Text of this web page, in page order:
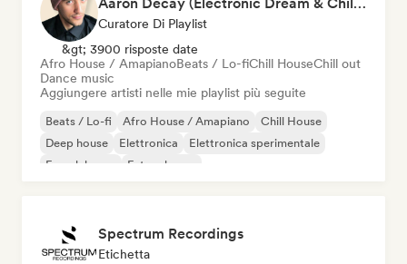
Curatore Di Playlist
&gt; 3900 risposte date
Afro House / AmapianoBeats / Lo-fiChill HouseChill out
Dance music
Aggiungere artisti nelle mie playlist più seguite
Beats / Lo-fi Afro House / Amapiano
Chill House
Deep house
Elettronica
Elettronica sperimentale
French house
Future house
Spectrum Recordings
Etichetta